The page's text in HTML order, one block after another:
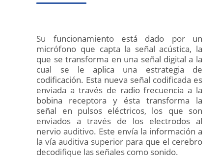
Su funcionamiento está dado por un
micrófono que capta la señal acústica, la
que se transforma en una señal digital a la
cual se le aplica una estrategia de
codificación. Esta nueva señal codificada es
enviada a través de radio frecuencia a la
bobina receptora y ésta transforma la
señal en pulsos eléctricos, los que son
enviados a través de los electrodos al
nervio auditivo. Este envía la información a
la vía auditiva superior para que el cerebro
decodifique las señales como sonido.